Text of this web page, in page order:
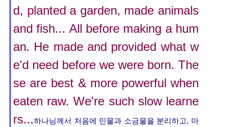
d, planted a garden, made animals
and fish... All before making a hum
an. He made and provided what w
e'd need before we were born. The
se are best & more powerful when
eaten raw. We're such slow learne
rs...하나님께서 처음에 민물과 소금물을 분리하고, 마